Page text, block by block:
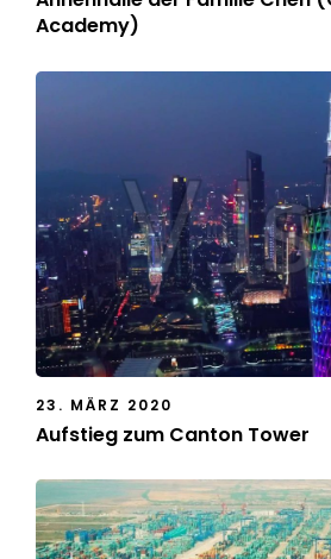
Academy)
23. MÄRZ 2020
Aufstieg zum Canton Tower